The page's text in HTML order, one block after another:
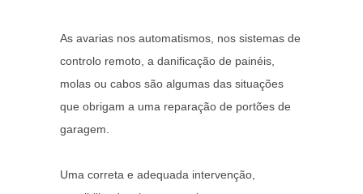
As avarias nos automatismos, nos sistemas de
controlo remoto, a danificação de painéis,
molas ou cabos são algumas das situações
que obrigam a uma reparação de portões de
garagem.
Uma correta e adequada intervenção,